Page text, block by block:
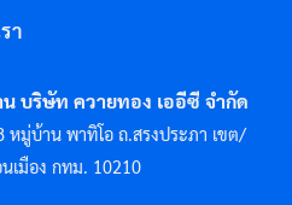
า
น บริษัท ควายทอง เออีซี จำกัด
หมู่บ้าน พาทิโอ ถ.สรงประภา เขต/
เมือง กทม. 10210